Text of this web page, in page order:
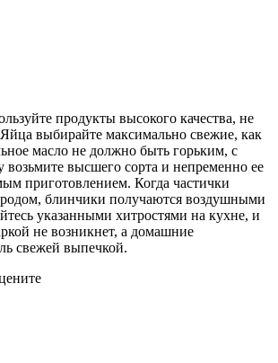
продукты высокого качества, не
Яйца выбирайте максимально свежие, как
масло не должно быть горьким, с
высшего сорта и непременно ее
приготовлением. Когда частички
блинчики получаются воздушными
указанными хитростями на кухне, и
не возникнет, а домашние
свежей выпечкой.